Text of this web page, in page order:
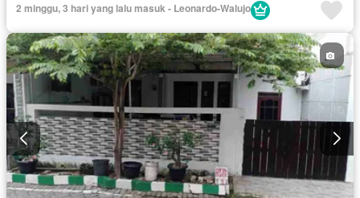
2 minggu, 3 hari yang lalu masuk - Leonardo-Walujo